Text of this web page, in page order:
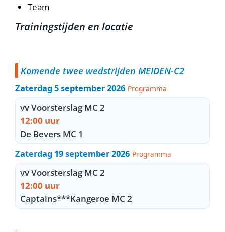
Team
Trainingstijden en locatie
Komende twee wedstrijden MEIDEN-C2
Zaterdag 5 september 2026 Programma
vv Voorsterslag MC 2
12:00 uur
De Bevers MC 1
Zaterdag 19 september 2026 Programma
vv Voorsterslag MC 2
12:00 uur
Captains***Kangeroe MC 2